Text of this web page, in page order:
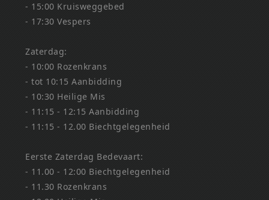
- 15:00 Kruisweggebed
- 17:30 Vespers
Zaterdag:
- 10:00 Rozenkrans
- tot 10:15 Aanbidding
- 10:30 Heilige Mis
- 11:15 - 12:15 Aanbidding
- 11:15 - 12.00 Biechtgelegenheid
Eerste Zaterdag Bedevaart:
- 11.00 - 12:00 Biechtgelegenheid
- 11.30 Rozenkrans